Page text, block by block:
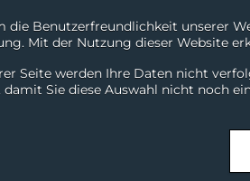
die Benutzerfreundlichkeit unserer
Mit der Nutzung dieser Website
Seite werden Ihre Daten nicht
damit Sie diese Auswahl nicht noch